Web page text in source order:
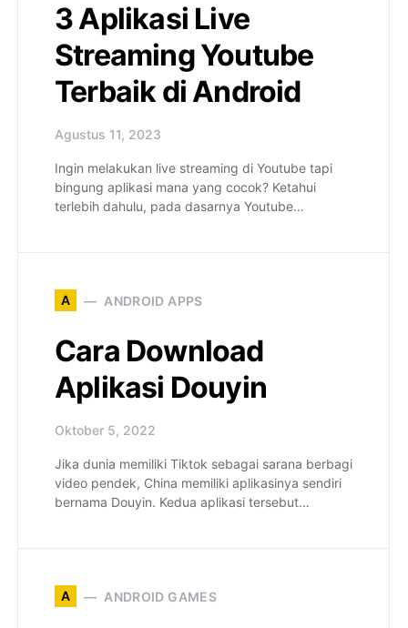
3 Aplikasi Live
Streaming Youtube
Terbaik di Android
Agustus 11, 2023
Ingin melakukan live streaming di Youtube tapi
bingung aplikasi mana yang cocok? Ketahui
terlebih dahulu, pada dasarnya Youtube…
A ANDROID APPS
Cara Download
Aplikasi Douyin
Oktober 5, 2022
Jika dunia memiliki Tiktok sebagai sarana berbagi
video pendek, China memiliki aplikasinya sendiri
bernama Douyin. Kedua aplikasi tersebut…
A ANDROID GAMES